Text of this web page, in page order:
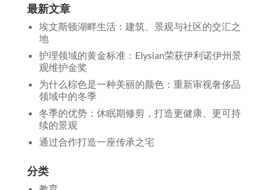
最新文章
埃文斯顿湖畔生活：建筑、景观与社区的交汇之
地
护理领域的黄金标准：Elysian荣获伊利诺伊州景
观维护金奖
为什么棕色是一种美丽的颜色：重新审视奢侈品
领域中的冬季
冬季的优势：休眠期修剪，打造更健康、更可持
续的景观
通过合作打造一座传承之宅
分类